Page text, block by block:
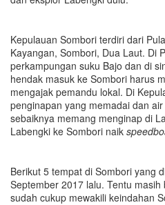
Kepulauan Sombori terdiri dari
Kayangan, Sombori, Dua Laut. Di
perkampungan suku Bajo dan di
hendak masuk ke Sombori harus
mengajak pemandu lokal. Di
penginapan yang memadai dan
sebaiknya memang menginap di
Labengki ke Sombori naik
Berikut 5 tempat di Sombori yang
September 2017 lalu. Tentu
sudah cukup mewakili keindahan